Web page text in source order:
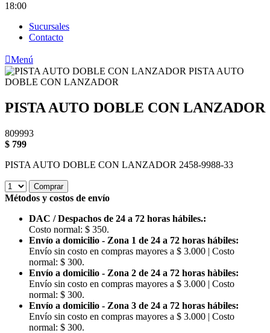
18:00
Sucursales
Contacto
Menú
PISTA AUTO DOBLE CON LANZADOR
809993
$ 799
PISTA AUTO DOBLE CON LANZADOR 2458-9988-33
Comprar
Métodos y costos de envío
DAC / Despachos de 24 a 72 horas hábiles.:
Costo normal: $ 350.
Envío a domicilio - Zona 1 de 24 a 72 horas hábiles:
Envío sin costo en compras mayores a $ 3.000 | Costo
normal: $ 300.
Envío a domicilio - Zona 2 de 24 a 72 horas hàbiles:
Envío sin costo en compras mayores a $ 3.000 | Costo
normal: $ 300.
Envío a domicilio - Zona 3 de 24 a 72 horas hábiles:
Envío sin costo en compras mayores a $ 3.000 | Costo
normal: $ 300.